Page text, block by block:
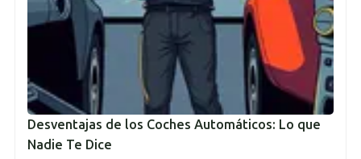
Desventajas de los Coches Automáticos: Lo que
Nadie Te Dice